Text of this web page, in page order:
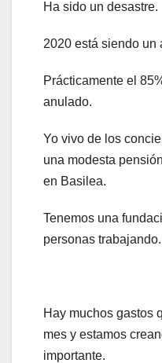
Ha sido un desastre.
2020 está siendo un
Prácticamente el
anulado.
Yo vivo de los
una modesta
en Basilea.
Tenemos una
personas trabajando.
Hay muchos gastos
mes y estamos
importante.